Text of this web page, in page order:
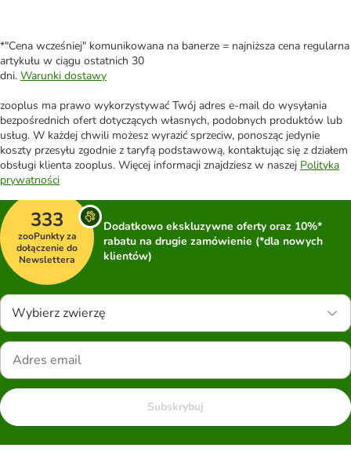
*"Cena wcześniej" komunikowana na banerze = najniższa cena regularna
artykułu w ciągu ostatnich 30
dni. Warunki dostawy
zooplus ma prawo wykorzystywać Twój adres e-mail do wysyłania
bezpośrednich ofert dotyczących własnych, podobnych produktów lub
usług. W każdej chwili możesz wyrazić sprzeciw, ponosząc jedynie
koszty przesyłu zgodnie z taryfą podstawową, kontaktując się z działem
obsługi klienta zooplus. Więcej informacji znajdziesz w naszej Polityka
prywatności
333
zooPunkty za
dołączenie do
Newslettera
Dodatkowo ekskluzywne oferty oraz 10%*
rabatu na drugie zamówienie (*dla nowych
klientów)
Wybierz zwierzę
Subskrybuj